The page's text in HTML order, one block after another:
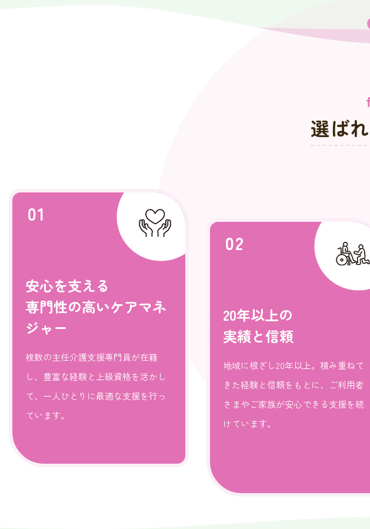
選ば
01
安心を支える
専門性の高いケアマネ
ジャー
複数の主任介護支援専門員が在籍
し、豊富な経験と上級資格を活かし
て、一人ひとりに最適な支援を行っ
ています。
02
20年以上の
実績と信頼
地域に根ざし20年以上。積み重ねて
きた経験と信頼をもとに、ご利用者
さまやご家族が安心できる支援を続
けています。